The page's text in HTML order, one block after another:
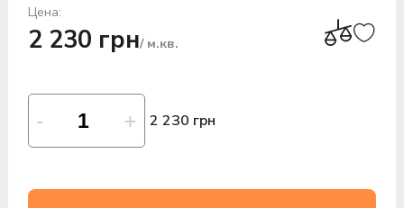
Цена:
2 230 грн/ м.кв.
2 230 грн